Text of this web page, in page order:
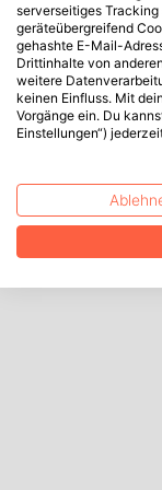
serverseitiges
geräteübergreifend
gehashte E-Mail-
Drittinhalte von
weitere
keinen Einfluss. Mit
Vorgänge ein. Du
Einstellungen“)